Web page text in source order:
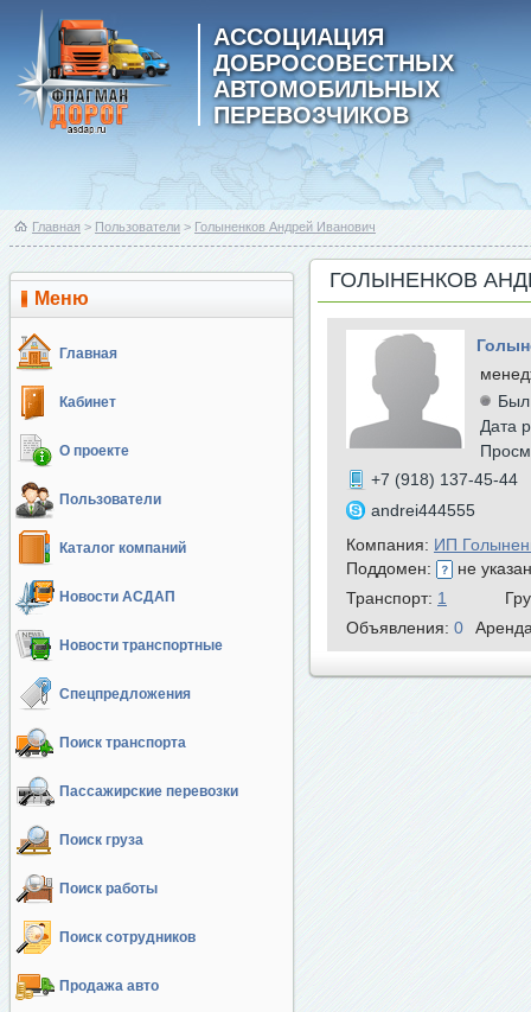
АССОЦИАЦИЯ
ДОБРОСОВЕСТНЫХ
АВТОМОБИЛЬНЫХ
ПЕРЕВОЗЧИКОВ
Главная > Пользователи > Голыненков Андрей Иванович
Меню
Главная
Кабинет
О проекте
Пользователи
Каталог компаний
Новости АСДАП
Новости транспортные
Спецпредложения
Поиск транспорта
Пассажирские перевозки
Поиск груза
Поиск работы
Поиск сотрудников
Продажа авто
ГОЛЫНЕНКОВ
Был
Дата
+7 (918) 137-45-44
andrei444555
Компания: ИП
Поддомен:
не
Транспорт: 1
Объявления: 0